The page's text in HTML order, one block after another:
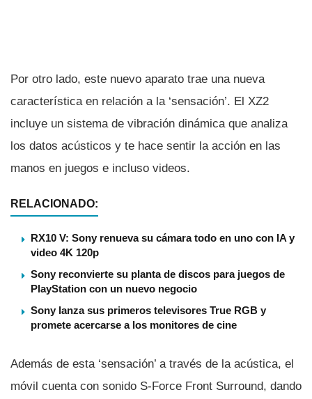
Por otro lado, este nuevo aparato trae una nueva
caracterí­stica en relación a la ‘sensación’. El XZ2
incluye un sistema de vibración dinámica que analiza
los datos acústicos y te hace sentir la acción en las
manos en juegos e incluso videos.
RELACIONADO:
RX10 V: Sony renueva su cámara todo en uno con IA y
video 4K 120p
Sony reconvierte su planta de discos para juegos de
PlayStation con un nuevo negocio
Sony lanza sus primeros televisores True RGB y
promete acercarse a los monitores de cine
Además de esta ‘sensación’ a través de la acústica, el
móvil cuenta con sonido S-Force Front Surround, dando